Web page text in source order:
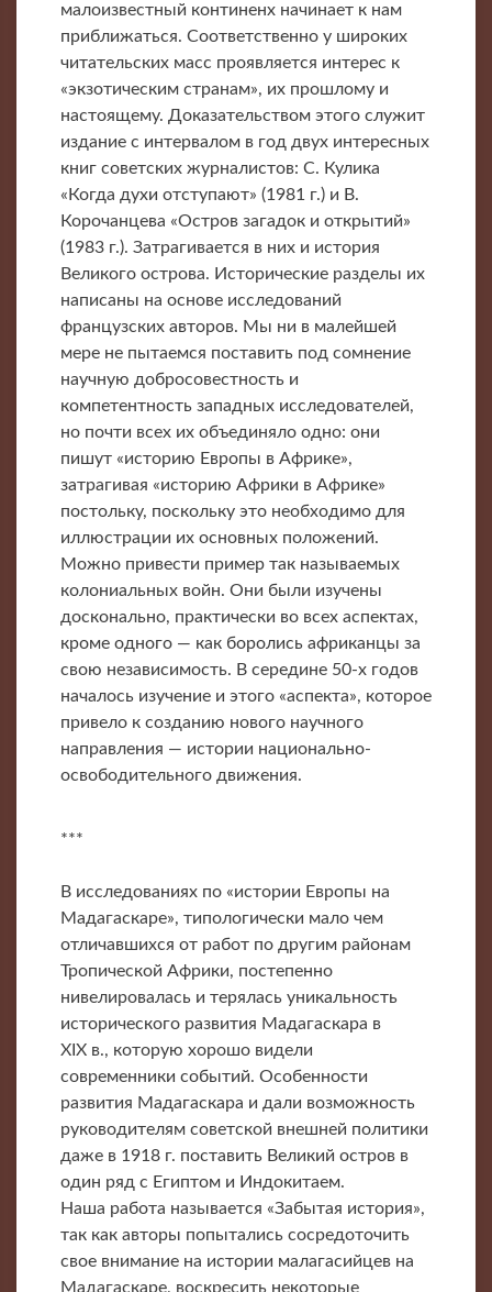
малоизвестный континенх начинает к нам
приближаться. Соответственно у широких
читательских масс проявляется интерес к
«экзотическим странам», их прошлому и
настоящему. Доказательством этого служит
издание с интервалом в год двух интересных
книг советских журналистов: С. Кулика
«Когда духи отступают» (1981 г.) и В.
Корочанцева «Остров загадок и открытий»
(1983 г.). Затрагивается в них и история
Великого острова. Исторические разделы их
написаны на основе исследований
французских авторов. Мы ни в малейшей
мере не пытаемся поставить под сомнение
научную добросовестность и
компетентность западных исследователей,
но почти всех их объединяло одно: они
пишут «историю Европы в Африке»,
затрагивая «историю Африки в Африке»
постольку, поскольку это необходимо для
иллюстрации их основных положений.
Можно привести пример так называемых
колониальных войн. Они были изучены
досконально, практически во всех аспектах,
кроме одного — как боролись африканцы за
свою независимость. В середине 50-х годов
началось изучение и этого «аспекта», которое
привело к созданию нового научного
направления — истории национально-
освободительного движения.
***
В исследованиях по «истории Европы на
Мадагаскаре», типологически мало чем
отличавшихся от работ по другим районам
Тропической Африки, постепенно
нивелировалась и терялась уникальность
исторического развития Мадагаскара в
XIX в., которую хорошо видели
современники событий. Особенности
развития Мадагаскара и дали возможность
руководителям советской внешней политики
даже в 1918 г. поставить Великий остров в
один ряд с Египтом и Индокитаем.
Наша работа называется «Забытая история»,
так как авторы попытались сосредоточить
свое внимание на истории малагасийцев на
Мадагаскаре, воскресить некоторые